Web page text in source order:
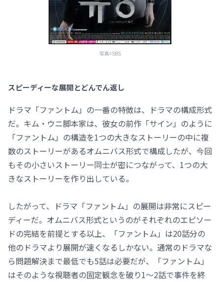
写真=SBS
スピーディーな展開とどんでん返し
ドラマ「ファントム」の一番の特徴は、ドラマの構成形式
だ。キム・ウニ脚本家は、彼女の前作「サイン」のように
「ファントム」の構造を1つの大きなストーリーの中に複
数のストーリーがあるオムニバス形式で構成したが、今回
もその小さいストーリー同士が密につながって、1つの大
きなストーリーを作り出している。
したがって、ドラマ「ファントム」の展開は非常にスピー
ディーだ。オムニバス形式というのがそれぞれのエピソー
ドの完結を前提とする以上、「ファントム」は20話分の
他のドラマより展開が速くなるしかない。通常のドラマな
ら問題解決まで最低でも5話は必要だが、「ファントム」
はそのような視聴者の固定観念を破り1～2話で事件を終